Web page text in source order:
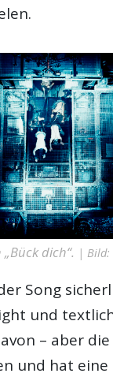
dich“. | Bild:
Song
und
– aber die
und hat eine